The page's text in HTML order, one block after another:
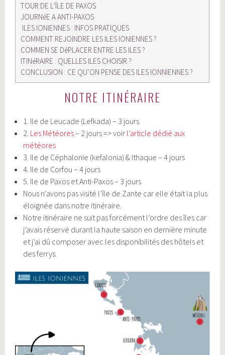
TOUR DE L’ÎLE DE PAXOS
JOURNéE A ANTI-PAXOS
ILES IONIENNES : INFOS PRATIQUES
COMMENT REJOINDRE LES ILES IONIENNES ?
COMMEN SE DéPLACER ENTRE LES ILES ?
ITINéRAIRE : QUELLES ILES CHOISIR ?
CONCLUSION : CE QU’ON PENSE DES ILES IONNIENNES ?
NOTRE ITINÉRAIRE
1. Ile de Leucade (Lefkada) – 3 jours
2. Les Météores– 2 jours => voir l’article dédié aux
météores
3. Ile de Céphalonie (kefalonia) & Ithaque – 4 jours
4. Ile de Corfou – 4 jours
5. Ile de Paxos et Anti-Paxos – 3 jours
Nous n’avons pas visité l’île de Zante car elle était la plus
éloignée dans notre itinéraire.
Notre itinéraire ne suit pas forcément l’ordre des îles car
j’avais réservé durant la haute saison en dernière minute
et j’ai dû composer avec les disponibilités des hôtels et
des ferrys.